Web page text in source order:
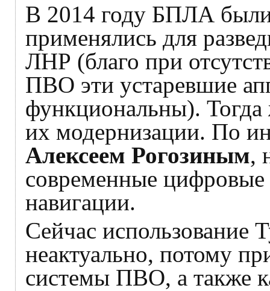
В 2014 году БПЛА
применялись для
ЛНР (благо при
ПВО эти устаревшие
функциональны).
их модернизации. По
Алексеем Рогозиным,
современные
навигации.
Сейчас использование
неактуально, потому
системы ПВО, а также